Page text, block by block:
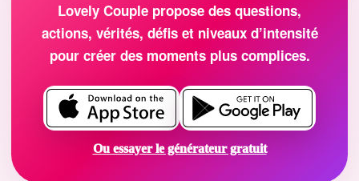
Lovely Couple propose des questions,
actions, vérités, défis et niveaux d’intensité
pour créer des moments plus complices.
Ou essayer le générateur gratuit